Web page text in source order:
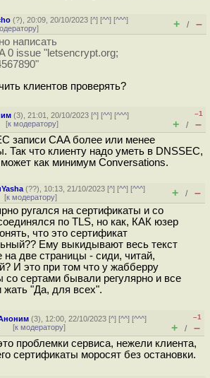
(?), 20:09, 20/10/2023 [^] [^^] [^^^]
] + / –
написать
0 issue "letsencrypt.org;
клиентов проверять?
(3), 21:01, 20/10/2023 [^] [^^] [^^^]
[к модератору]
–1
+ / –
записи CAA более или менее
Так что клиенту надо уметь в DNSSEC,
как минимум Conversations.
(??), 10:13, 21/10/2023 [^] [^^] [^^^]
[к модератору] + / –
ругался на сертификаты и со
по TLS, но как, КАК юзер
что это сертификат
Ему выкидывают весь текст
на две страницы - сиди, читай,
И это при том что у жабберру
со сертами бывали регулярно и все
жать "Да, для всех".
(3), 12:00, 22/10/2023 [^] [^^] [^^^]
[к модератору]
–1
+ / –
проблемки сервиса, нежели клиента,
сертификаты моросят без остановки.